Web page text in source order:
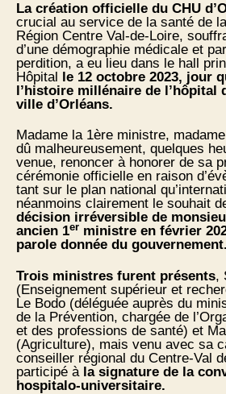
La création officielle du CHU
crucial au service de la santé de
Région Centre Val-de-Loire,
d’une démographie médicale et
perdition, a eu lieu dans le hall
Hôpital le 12 octobre 2023, jour
l’histoire millénaire de l’hôpital
ville d’Orléans.
Madame la 1ère ministre,
dû malheureusement, quelques
venue, renoncer à honorer de sa
cérémonie officielle en raison
tant sur le plan national
néanmoins clairement le souhait
décision irréversible de
ancien 1er ministre en février
parole donnée du gouvernement.
Trois ministres furent présents,
(Enseignement supérieur et
Le Bodo (déléguée auprès du
de la Prévention, chargée de
et des professions de santé) et
(Agriculture), mais venu avec sa
conseiller régional du Centre-Val
participé à la signature de la
hospitalo-universitaire.